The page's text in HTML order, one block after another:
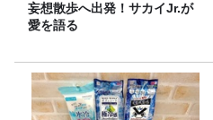
妄想散歩へ出発！サカイJr.が
愛を語る